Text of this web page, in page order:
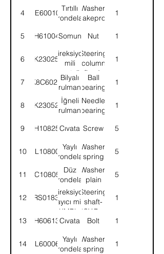
4 WE600101
Tırtıllı
rondela
Washer,
shakeproof
1
5 NH610041Somun Nut 1
6 6K230253
Direksiyon
mili
montajlı-
KMPL.
Steering
column
fixed-
ASSY.
1
7 K8C6022
Bilyalı
rulman
Ball
bearing
1
8 6K230522
İğneli
rulman
Needle
bearing
1
9 SH108251Cıvata Screw 5
10 WL108002
Yaylı
rondela
Washer,
spring
5
11 WC108051
Düz
rondela
Washer,
plain
5
1252RS018334
Direksiyon
kayıcı mili-
KMPL.
Steering
shaft-
ASSY.Panel
1
13 BH606131Cıvata Bolt 1
14 WL600062
Yaylı
rondela
Washer,
spring
1